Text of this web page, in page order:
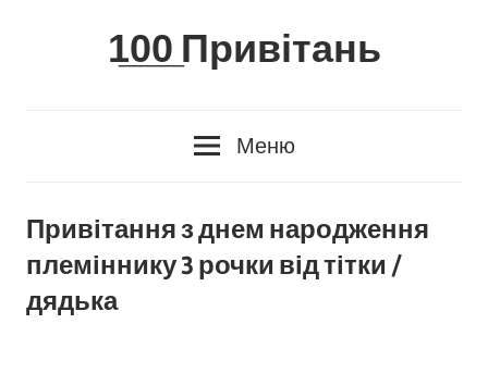
1̲0̲0̲ Привітань
Меню
Привітання з днем народження
племіннику 3 рочки від тітки /
дядька